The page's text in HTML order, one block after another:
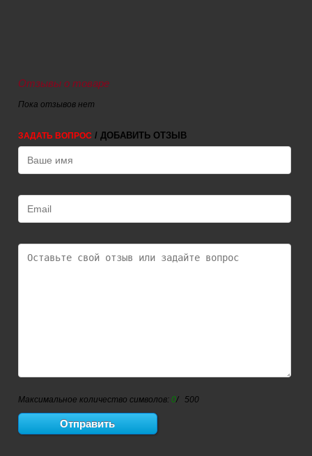
Отзывы о товаре
Пока отзывов нет
ЗАДАТЬ ВОПРОС / ДОБАВИТЬ ОТЗЫВ
Максимальное количество символов: 0/ 500